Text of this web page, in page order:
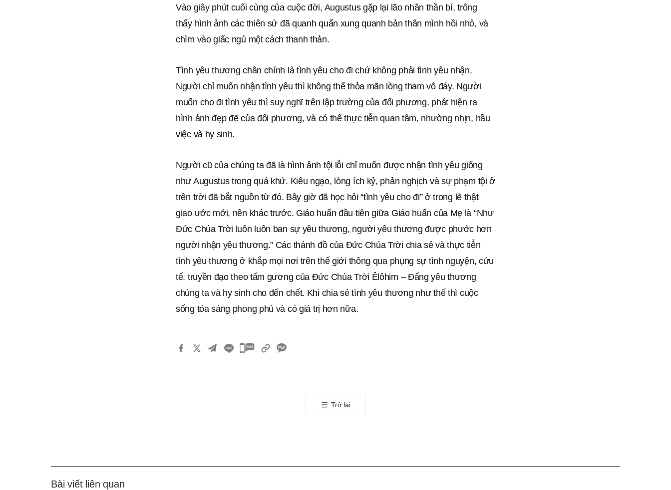
Vào giây phút cuối cùng của cuộc đời, Augustus gặp lại lão nhân thần bí, trông
thấy hình ảnh các thiên sứ đã quanh quẩn xung quanh bản thân mình hồi nhỏ, và
chìm vào giấc ngủ một cách thanh thản.
Tình yêu thương chân chính là tình yêu cho đi chứ không phải tình yêu nhận.
Người chỉ muốn nhận tình yêu thì không thể thỏa mãn lòng tham vô đáy. Người
muốn cho đi tình yêu thì suy nghĩ trên lập trường của đối phương, phát hiện ra
hình ảnh đẹp đẽ của đối phương, và có thể thực tiễn quan tâm, nhường nhịn, hầu
việc và hy sinh.
Người cũ của chúng ta đã là hình ảnh tội lỗi chỉ muốn được nhận tình yêu giống
như Augustus trong quá khứ. Kiêu ngạo, lòng ích kỷ, phản nghịch và sự phạm tội ở
trên trời đã bắt nguồn từ đó. Bây giờ đã học hỏi “tình yêu cho đi” ở trong lẽ thật
giao ước mới, nên khác trước. Giáo huấn đầu tiên giữa Giáo huấn của Mẹ là “Như
Đức Chúa Trời luôn luôn ban sự yêu thương, người yêu thương được phước hơn
người nhận yêu thương.” Các thánh đồ của Đức Chúa Trời chia sẻ và thực tiễn
tình yêu thương ở khắp mọi nơi trên thế giới thông qua phụng sự tình nguyện, cứu
tế, truyền đạo theo tấm gương của Đức Chúa Trời Êlôhim – Đấng yêu thương
chúng ta và hy sinh cho đến chết. Khi chia sẻ tình yêu thương như thế thì cuộc
sống tỏa sáng phong phú và có giá trị hơn nữa.
카
Trở lại
Bài viết liên quan